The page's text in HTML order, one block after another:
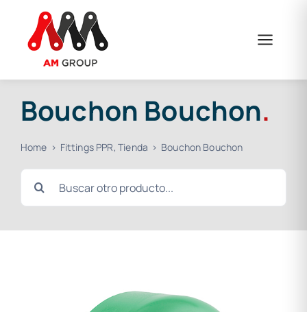
content
Bouchon Bouchon.
Home Fittings PPR Tienda Bouchon Bouchon
Search
for: